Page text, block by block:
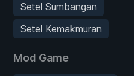
Setel Sumbangan
Setel Kemakmuran
Mod Game